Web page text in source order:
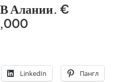
Алании. €
LinkedIn Пангл